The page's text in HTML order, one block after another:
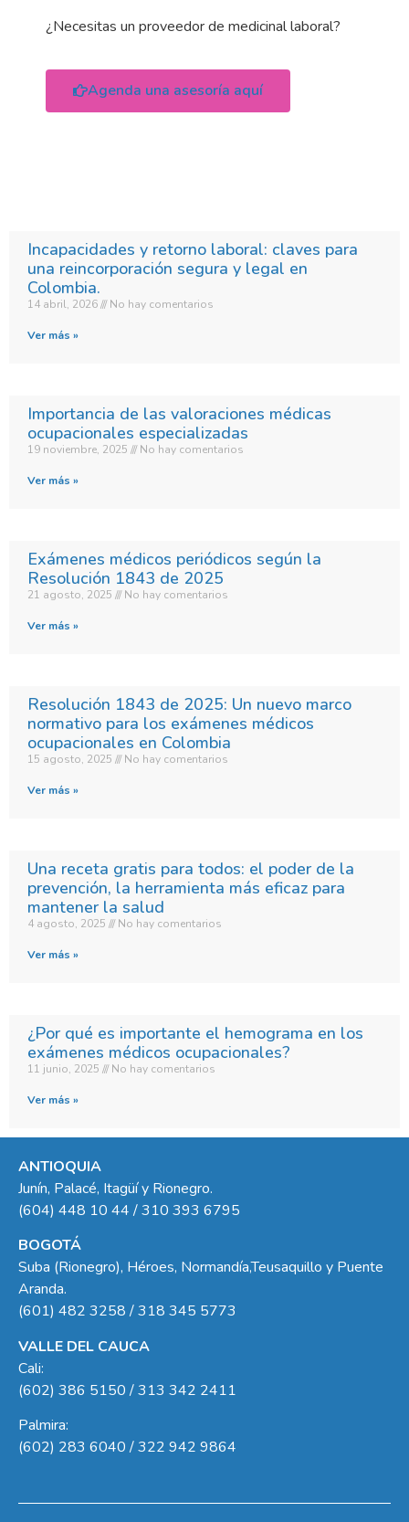
¿Necesitas un proveedor de medicinal laboral?
Agenda una asesoría aquí
Incapacidades y retorno laboral: claves para
una reincorporación segura y legal en
Colombia.​
14 abril, 2026 No hay comentarios
Ver más »
Importancia de las valoraciones médicas
ocupacionales especializadas
19 noviembre, 2025 No hay comentarios
Ver más »
Exámenes médicos periódicos según la
Resolución 1843 de 2025
21 agosto, 2025 No hay comentarios
Ver más »
Resolución 1843 de 2025: Un nuevo marco
normativo para los exámenes médicos
ocupacionales en Colombia
15 agosto, 2025 No hay comentarios
Ver más »
Una receta gratis para todos: el poder de la
prevención, la herramienta más eficaz para
mantener la salud
4 agosto, 2025 No hay comentarios
Ver más »
¿Por qué es importante el hemograma en los
exámenes médicos ocupacionales?
11 junio, 2025 No hay comentarios
Ver más »
ANTIOQUIA
Junín, Palacé, Itagüí y Rionegro.
(604) 448 10 44 / 310 393 6795
BOGOTÁ
Suba (Rionegro), Héroes, Normandía,Teusaquillo y Puente
Aranda.
(601) 482 3258 / 318 345 5773
VALLE DEL CAUCA
Cali:
(602) 386 5150 / 313 342 2411
Palmira:
(602) 283 6040 / 322 942 9864